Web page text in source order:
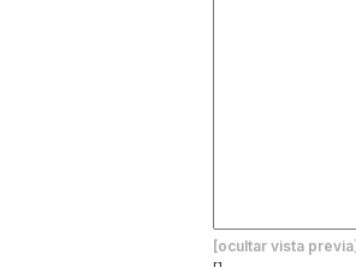
[ocultar vista previa]